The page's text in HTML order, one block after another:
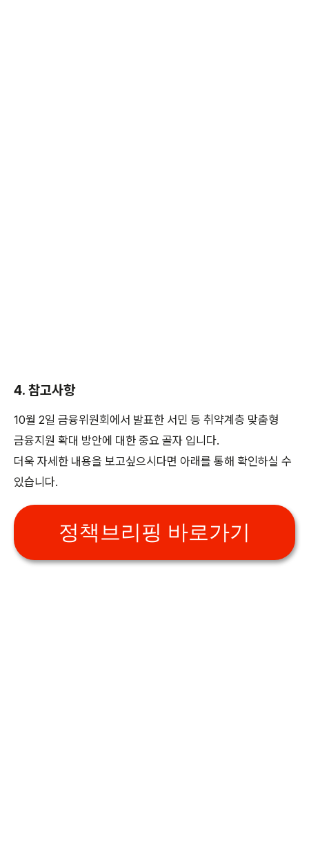
4. 참고사항
10월 2일 금융위원회에서 발표한 서민 등 취약계층 맞춤형
금융지원 확대 방안에 대한 중요 골자 입니다.
더욱 자세한 내용을 보고싶으시다면 아래를 통해 확인하실 수
있습니다.
정책브리핑 바로가기